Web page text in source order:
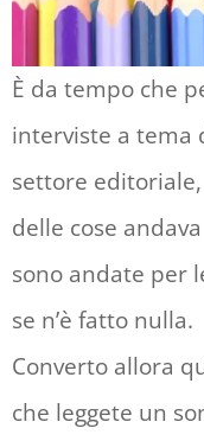
È da tempo che
interviste a tema
settore editoriale,
delle cose
sono andate per
se n’è fatto nulla.
Converto allora
che leggete un